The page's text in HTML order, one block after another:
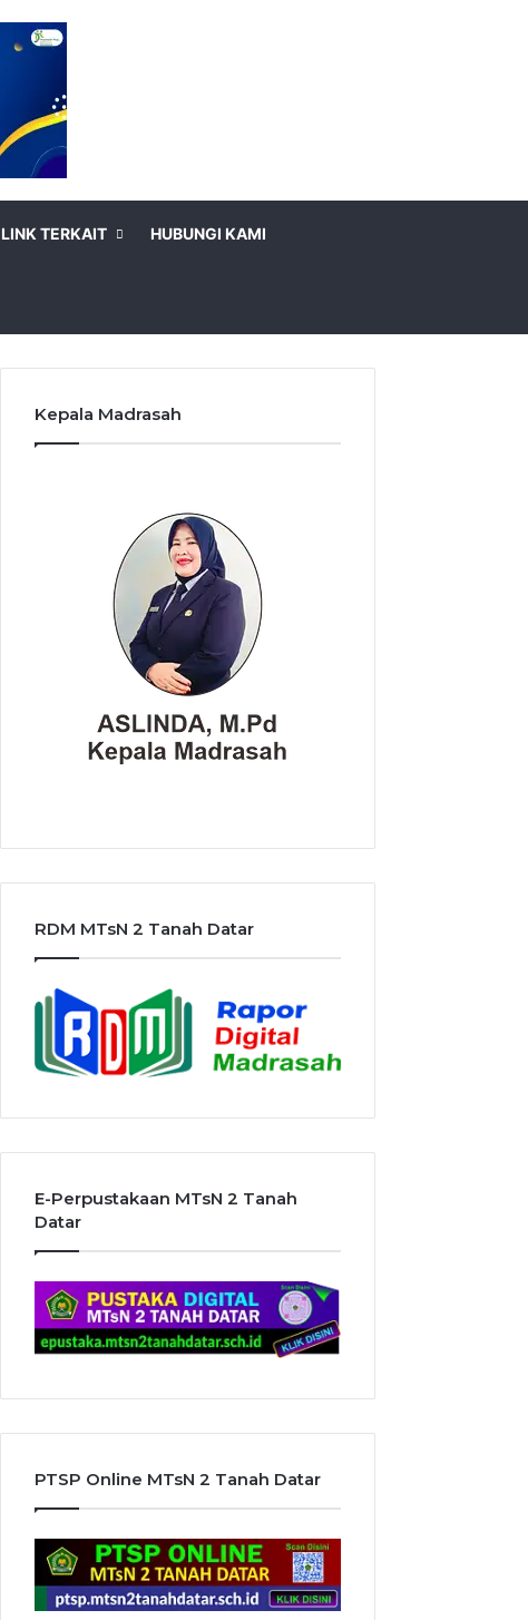
LINK TERKAIT HUBUNGI KAMI
Kepala Madrasah
RDM MTsN 2 Tanah Datar
E-Perpustakaan MTsN 2 Tanah
Datar
PTSP Online MTsN 2 Tanah Datar